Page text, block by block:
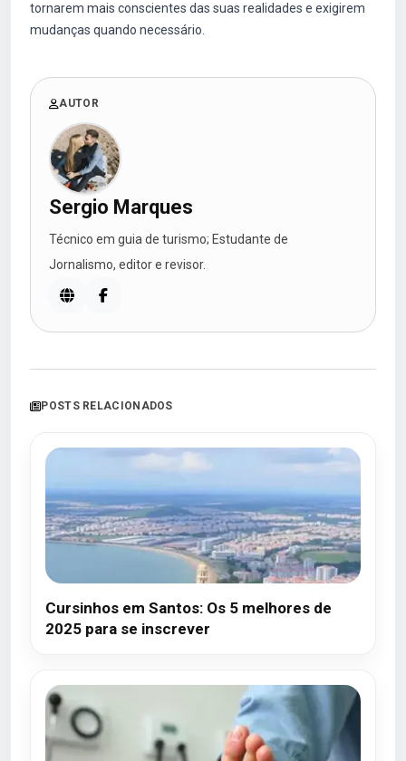
tornarem mais conscientes das suas realidades e exigirem
mudanças quando necessário.
AUTOR
Sergio Marques
Técnico em guia de turismo; Estudante de
Jornalismo, editor e revisor.
POSTS RELACIONADOS
Cursinhos em Santos: Os 5 melhores de
2025 para se inscrever